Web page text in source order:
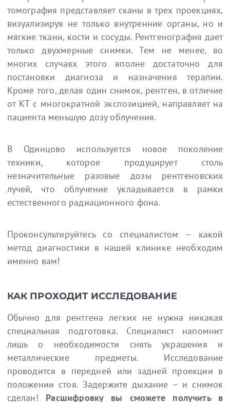
томография представляет сканы в трех проекциях,
визуализируя не только внутренние органы, но и
мягкие ткани, кости и сосуды. Рентгенография дает
только двухмерные снимки. Тем не менее, во
многих случаях этого вполне достаточно для
постановки диагноза и назначения терапии.
Кроме того, делая один снимок, рентген, в отличие
от КТ с многократной экспозицией, направляет на
пациента меньшую дозу облучения.
В Одинцово используется новое поколение
техники, которое продуцирует столь
незначительные разовые дозы рентгеновских
лучей, что облучение укладывается в рамки
естественного радиационного фона.
Проконсультируйтесь со специалистом – какой
метод диагностики в нашей клинике необходим
именно вам!
КАК ПРОХОДИТ ИССЛЕДОВАНИЕ
Обычно для рентгена легких не нужна никакая
специальная подготовка. Специалист напомнит
лишь о необходимости снять украшения и
металлические предметы. Исследование
проводится в передней или задней проекции в
положении стоя. Задержите дыхание – и снимок
сделан! Расшифровку вы сможете получить в